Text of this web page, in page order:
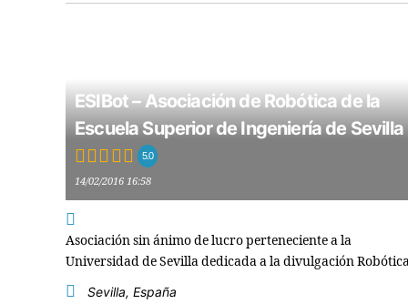
ESIBot – Asociación de Robótica de la
Escuela Superior de Ingeniería de Sevilla
5.0
14/02/2016 16:58
Asociación sin ánimo de lucro perteneciente a la
Universidad de Sevilla dedicada a la divulgación
Sevilla, España